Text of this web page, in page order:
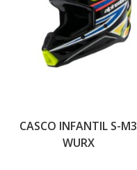
CASCO INFANTIL S-M3
WURX